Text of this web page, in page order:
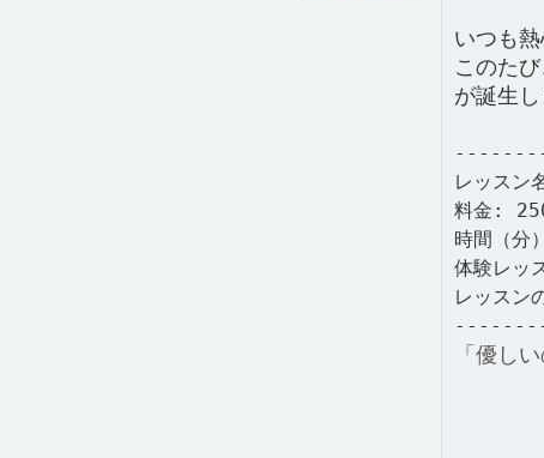
いつも
このた
が誕生し
レッスン
料金:
時間（
体験レッ
レッスン
「優し